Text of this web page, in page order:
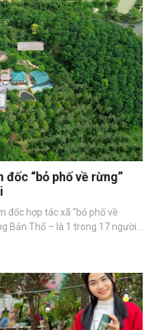
“bỏ phố về rừng”
đốc hợp tác xã “bỏ phố về
Bản Thổ – là 1 trong 17 người...